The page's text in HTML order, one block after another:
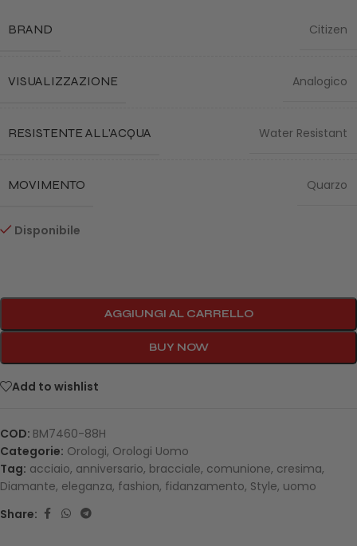
BRAND Citizen
VISUALIZZAZIONE Analogico
RESISTENTE ALL'ACQUA Water Resistant
MOVIMENTO Quarzo
Disponibile
AGGIUNGI AL CARRELLO
BUY NOW
Add to wishlist
COD: BM7460-88H
Categorie: Orologi, Orologi Uomo
Tag: acciaio, anniversario, bracciale, comunione, cresima,
Diamante, eleganza, fashion, fidanzamento, Style, uomo
Share: